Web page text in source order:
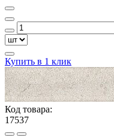
Купить в 1 клик
Код товара:
17537